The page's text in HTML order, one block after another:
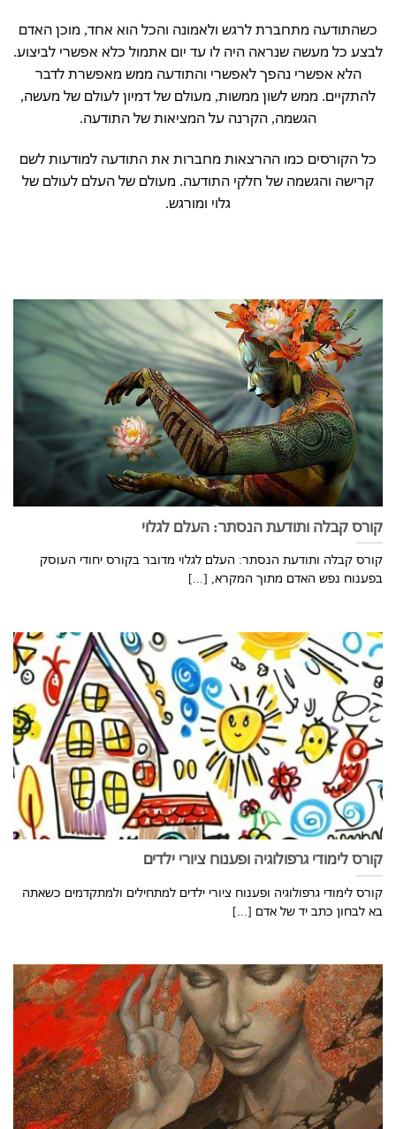
כשהתודעה מתחברת לרגש ולאמונה והכל הוא אחד, מוכן האדם
לבצע כל מעשה שנראה היה לו עד יום אתמול כלא אפשרי לביצוע.
הלא אפשרי נהפך לאפשרי והתודעה ממש מאפשרת לדבר
להתקיים. ממש לשון ממשות, מעולם של דמיון לעולם של מעשה,
הגשמה, הקרנה על המציאות של התודעה.
כל הקורסים כמו ההרצאות מחברות את התודעה למודעות לשם
קרישה והגשמה של חלקי התודעה. מעולם של העלם לעולם של
גלוי ומורגש.
קורס קבלה ותודעת הנסתר: העלם לגלוי
קורס קבלה ותודעת הנסתר: העלם לגלוי מדובר בקורס יחודי העוסק
בפענוח נפש האדם מתוך המקרא, [...]
קורס לימודי גרפולוגיה ופענוח ציורי ילדים
קורס לימודי גרפולוגיה ופענוח ציורי ילדים למתחילים ולמתקדמים כשאתה
בא לבחון כתב יד של אדם [...]